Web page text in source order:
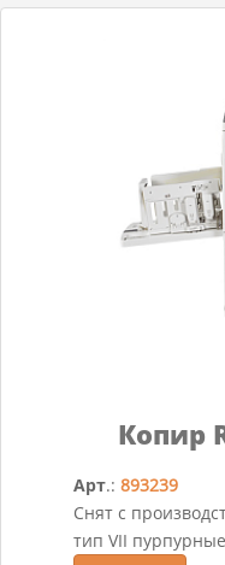
Копир
Арт.: 893239
Снят с
тип VII